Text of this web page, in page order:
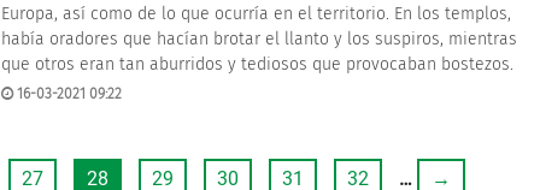
Europa, así como de lo que ocurría en el territorio. En los templos,
había oradores que hacían brotar el llanto y los suspiros, mientras
que otros eran tan aburridos y tediosos que provocaban bostezos.
16-03-2021 09:22
27 28 29 30 31 32 … →